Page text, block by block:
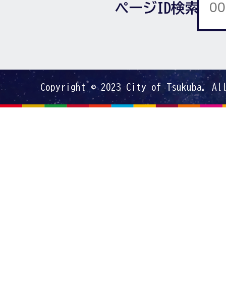
ページID検索
Copyright © 2023 City of Tsukuba.